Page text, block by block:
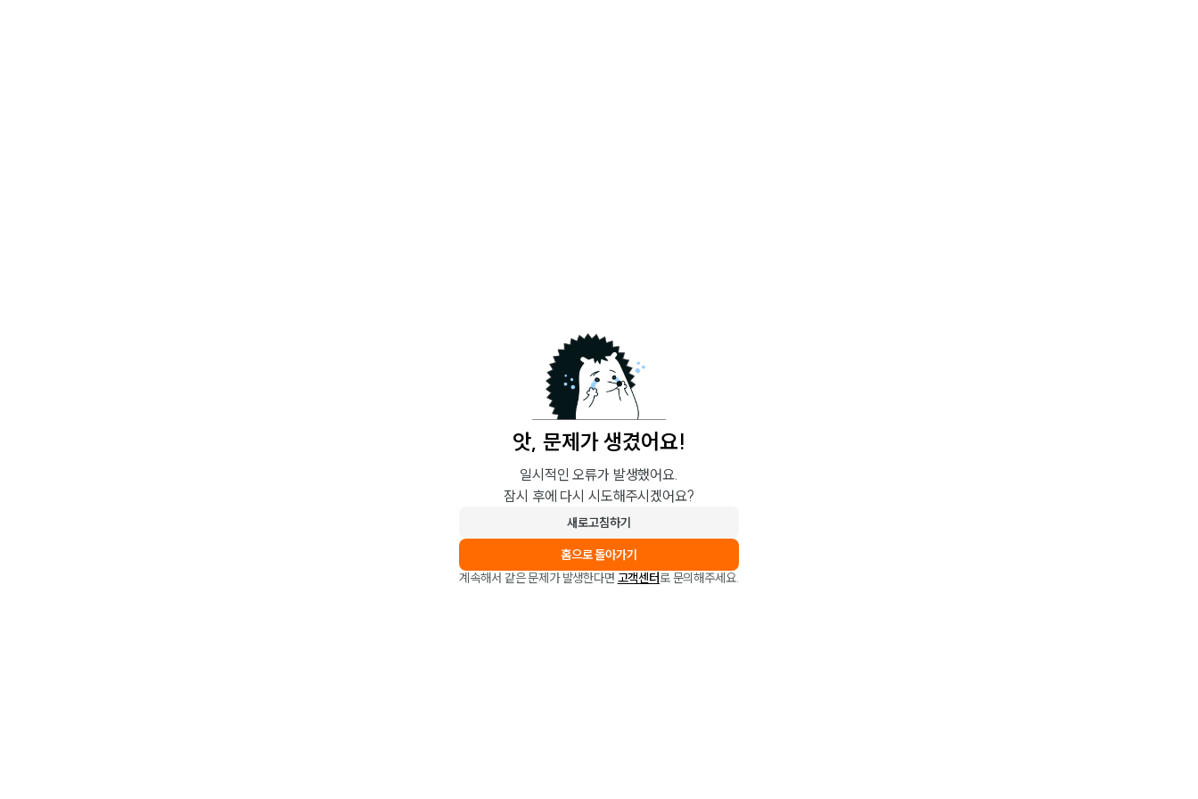
앗, 문제가 생겼어요!
일시적인 오류가 발생했어요.
잠시 후에 다시 시도해주시겠어요?
새로고침하기
홈으로 돌아가기
계속해서 같은 문제가 발생한다면 고객센터로 문의해주세요.